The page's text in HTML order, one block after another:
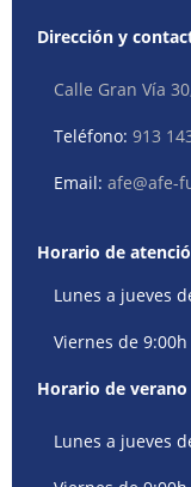
Dirección y
Calle Gran Vía
Teléfono:913
Email:afe@afe-
Horario de
Lunes a jueves
Viernes de
Horario de verano
Lunes a jueves